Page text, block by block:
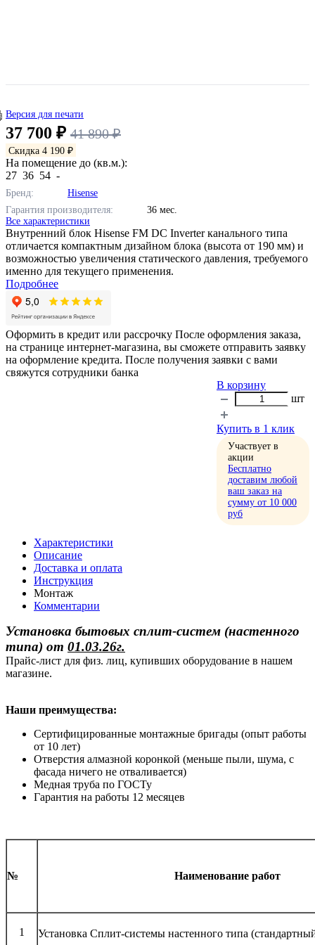
Версия для печати
37 700 ₽ 41 890 ₽
Скидка 4 190 ₽
На помещение до (кв.м.):
27 36 54 -
Бренд:
Hisense
Гарантия производителя:
36 мес.
Все характеристики
Внутренний блок Hisense FM DC Inverter канального типа
отличается компактным дизайном блока (высота от 190 мм) и
возможностью увеличения статического давления, требуемого
именно для текущего применения.
Подробнее
Оформить в кредит или рассрочку После оформления заказа,
на странице интернет-магазина, вы сможете отправить заявку
на оформление кредита. После получения заявки с вами
свяжутся сотрудники банка
В корзину
шт
Купить в 1 клик
Участвует в
акции
Бесплатно
доставим любой
ваш заказ на
сумму от 10 000
руб
Характеристики
Описание
Доставка и оплата
Инструкция
Монтаж
Комментарии
Установка бытовых сплит-систем (настенного
типа) от 01.03.26г.
Прайс-лист для физ. лиц, купивших оборудование в нашем
магазине.
Наши преимущества:
Сертифицированные монтажные бригады (опыт работы
от 10 лет)
Отверстия алмазной коронкой (меньше пыли, шума, с
фасада ничего не отваливается)
Медная труба по ГОСТу
Гарантия на работы 12 месяцев
№ Наименование работ
1 Установка Сплит-системы настенного типа